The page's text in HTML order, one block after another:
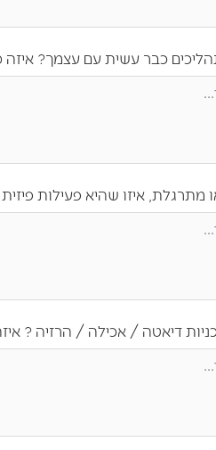
כבר עשית עם עצמך?
איזו שהיא פעילות
דיאטה / אכילה / הרזיה ?